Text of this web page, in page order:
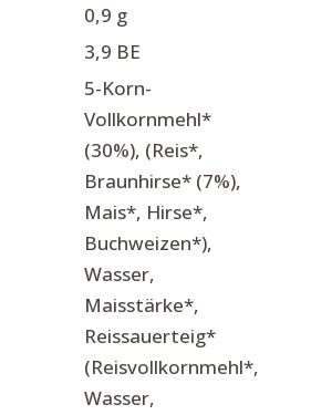
0,9 g
3,9 BE
5-Korn-
Vollkornmehl*
(30%), (Reis*,
Braunhirse* (7%),
Mais*, Hirse*,
Buchweizen*),
Wasser,
Maisstärke*,
Reissauerteig*
(Reisvollkornmehl*,
Wasser,